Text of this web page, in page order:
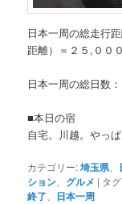
日本一周の総走行
距離）＝２５,００
日本一周の総日数
■本日の宿
自宅。川越。やっ
カテゴリー:埼玉県
ション
グルメ | タ
終了 日本一周